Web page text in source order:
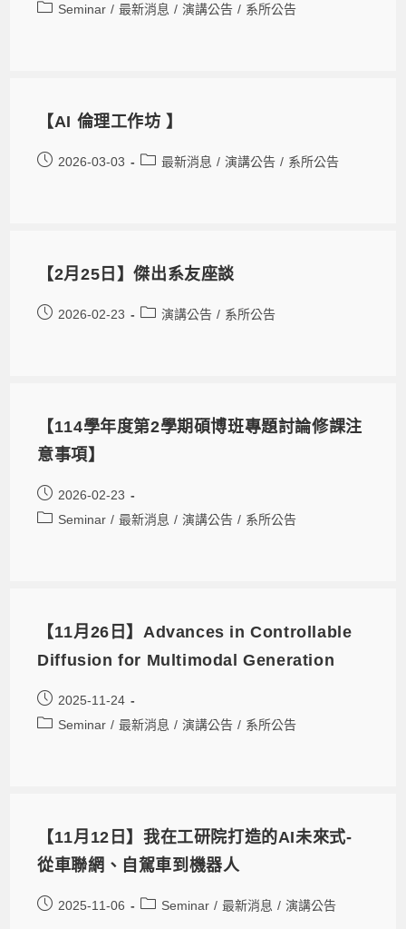
Seminar / 最新消息 / 演講公告 / 系所公告
【AI 倫理工作坊 】
2026-03-03 最新消息 / 演講公告 / 系所公告
【2月25日】傑出系友座談
2026-02-23 演講公告 / 系所公告
【114學年度第2學期碩博班專題討論修課注
意事項】
2026-02-23
Seminar / 最新消息 / 演講公告 / 系所公告
【11月26日】Advances in Controllable
Diffusion for Multimodal Generation
2025-11-24
Seminar / 最新消息 / 演講公告 / 系所公告
【11月12日】我在工研院打造的AI未來式-
從車聯網、自駕車到機器人
2025-11-06 Seminar / 最新消息 / 演講公告